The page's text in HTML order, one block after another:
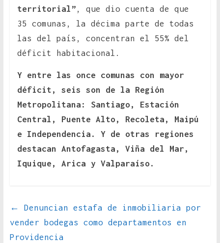
territorial” , que dio cuenta de que
35 comunas, la décima parte de todas
las del país, concentran el 55% del
déficit habitacional.
Y entre las once comunas con mayor
déficit, seis son de la Región
Metropolitana: Santiago, Estación
Central, Puente Alto, Recoleta, Maipú
e Independencia. Y de otras regiones
destacan Antofagasta, Viña del Mar,
Iquique, Arica y Valparaíso.
←
Denuncian estafa de inmobiliaria por
vender bodegas como departamentos en
Providencia